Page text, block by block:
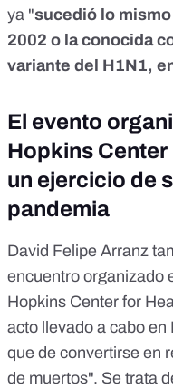
ya "sucedió lo
2002 o la conocida
variante del H1N1,
El evento
Hopkins Center
un ejercicio de
pandemia
David Felipe Arranz
encuentro organizado
Hopkins Center for
acto llevado a cabo en
que de convertirse en
de muertos". Se trata